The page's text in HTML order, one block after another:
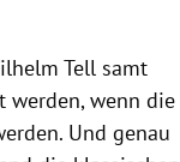
Tell samt
werden, wenn die
Und genau